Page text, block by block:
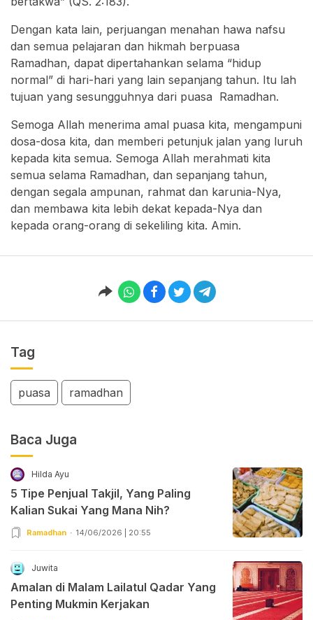
Dengan kata lain, perjuangan menahan hawa nafsu
dan semua pelajaran dan hikmah berpuasa
Ramadhan, dapat dipertahankan selama “hidup
normal” di hari-hari yang lain sepanjang tahun. Itu lah
tujuan yang sesungguhnya dari puasa Ramadhan.
Semoga Allah menerima amal puasa kita, mengampuni
dosa-dosa kita, dan memberi petunjuk jalan yang luruh
kepada kita semua. Semoga Allah merahmati kita
semua selama Ramadhan, dan sepanjang tahun,
dengan segala ampunan, rahmat dan karunia-Nya,
dan membawa kita lebih dekat kepada-Nya dan
kepada orang-orang di sekeliling kita. Amin.
Tag
puasa ramadhan
Baca Juga
Hilda Ayu
5 Tipe Penjual Takjil, Yang Paling
Kalian Sukai Yang Mana Nih?
Ramadhan 14/06/2026 | 20:55
Juwita
Amalan di Malam Lailatul Qadar Yang
Penting Mukmin Kerjakan